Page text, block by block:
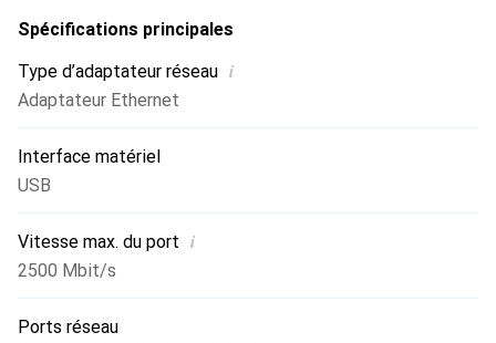
Spécifications principales
Type d’adaptateur réseau i
Adaptateur Ethernet
Interface matériel
USB
Vitesse max. du port i
2500 Mbit/s
Ports réseau